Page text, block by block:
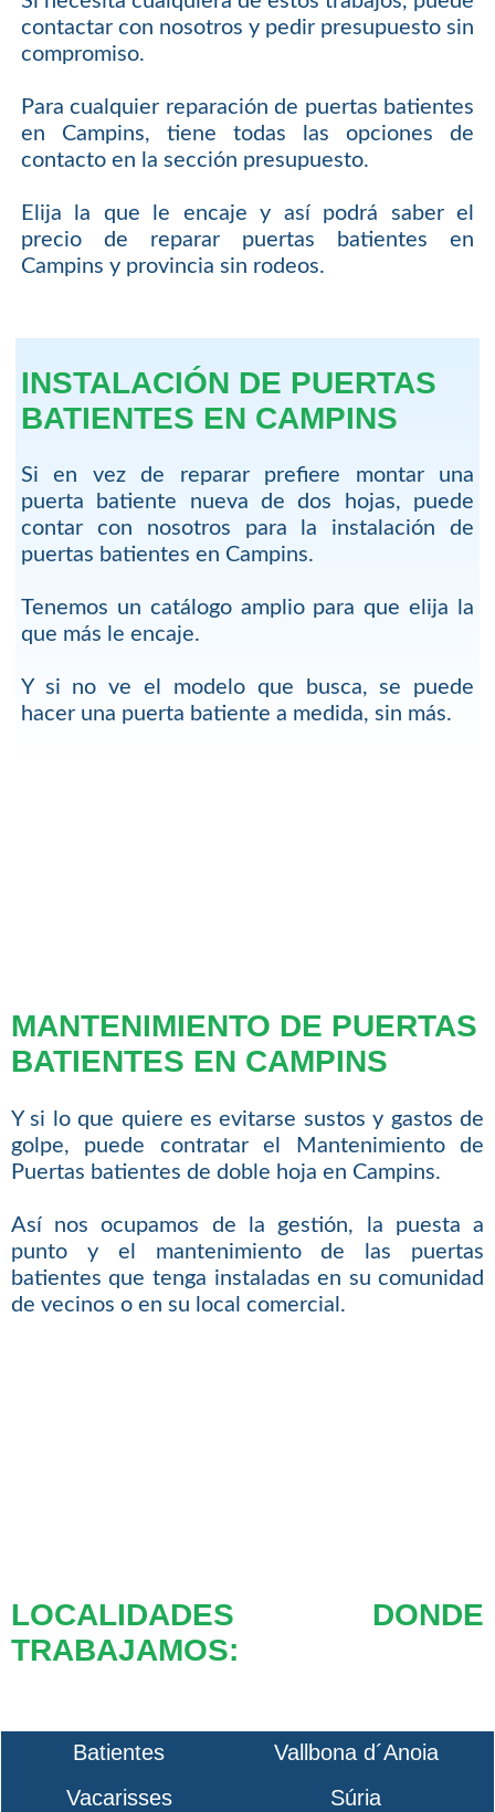
contactar con nosotros y pedir presupuesto sin
compromiso.
Para cualquier reparación de puertas batientes
en Campins, tiene todas las opciones de
contacto en la sección presupuesto.
Elija la que le encaje y así podrá saber el
precio de reparar puertas batientes en
Campins y provincia sin rodeos.
INSTALACIÓN DE PUERTAS
BATIENTES EN CAMPINS
Si en vez de reparar prefiere montar una
puerta batiente nueva de dos hojas, puede
contar con nosotros para la instalación de
puertas batientes en Campins.
Tenemos un catálogo amplio para que elija la
que más le encaje.
Y si no ve el modelo que busca, se puede
hacer una puerta batiente a medida, sin más.
MANTENIMIENTO DE PUERTAS
BATIENTES EN CAMPINS
Y si lo que quiere es evitarse sustos y gastos de
golpe, puede contratar el Mantenimiento de
Puertas batientes de doble hoja en Campins.
Así nos ocupamos de la gestión, la puesta a
punto y el mantenimiento de las puertas
batientes que tenga instaladas en su comunidad
de vecinos o en su local comercial.
LOCALIDADES DONDE
TRABAJAMOS:
Batientes
Vallbona d´Anoia
Vacarisses
Súria